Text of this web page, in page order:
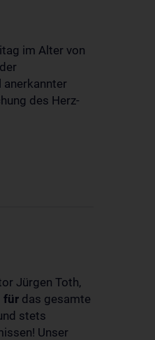
im Alter von
des Herz-
Jürgen Toth,
für das gesamte
stets
Unser